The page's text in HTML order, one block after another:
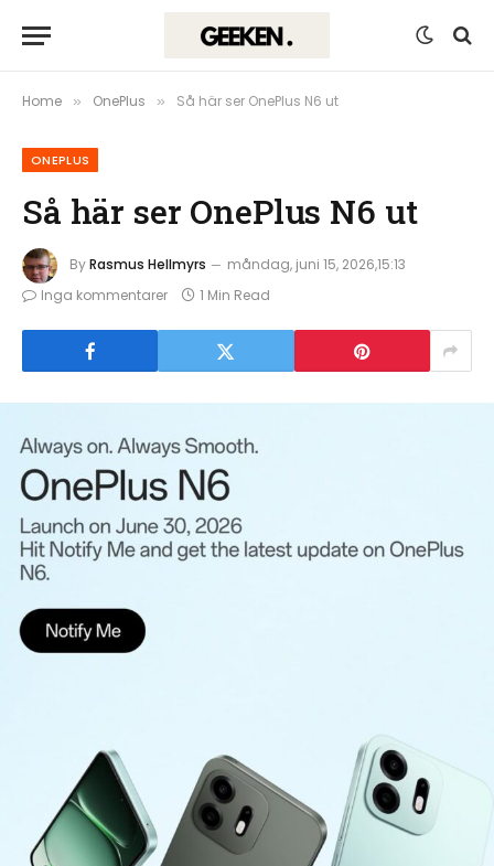
Home » OnePlus » Så här ser OnePlus N6 ut
ONEPLUS
Så här ser OnePlus N6 ut
ByRasmus Hellmyrs
måndag, juni 15, 2026,15:13
Inga kommentarer
1 Min Read